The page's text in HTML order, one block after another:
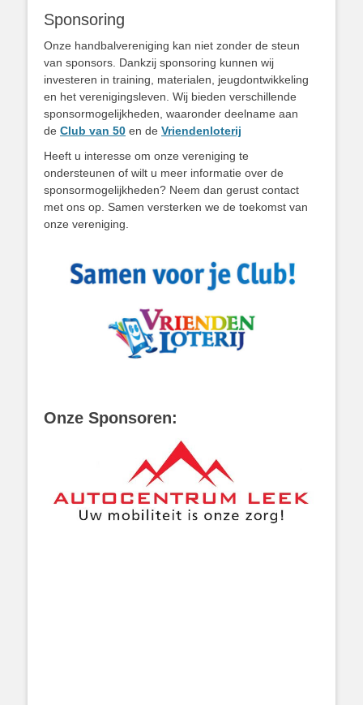
Sponsoring
Onze handbalvereniging kan niet zonder de steun
van sponsors. Dankzij sponsoring kunnen wij
investeren in training, materialen, jeugdontwikkeling
en het verenigingsleven. Wij bieden verschillende
sponsormogelijkheden, waaronder deelname aan
de Club van 50 en de Vriendenloterij
Heeft u interesse om onze vereniging te
ondersteunen of wilt u meer informatie over de
sponsormogelijkheden? Neem dan gerust contact
met ons op. Samen versterken we de toekomst van
onze vereniging.
Onze Sponsoren: